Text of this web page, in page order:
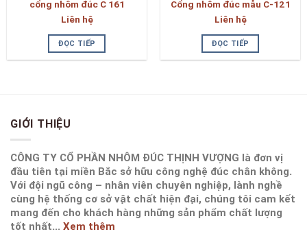
cổng nhôm đúc C 161
Liên hệ
ĐỌC TIẾP
Cổng nhôm đúc mẫu C-121
Liên hệ
ĐỌC TIẾP
GIỚI THIỆU
CÔNG TY CỔ PHẦN NHÔM ĐÚC THỊNH VƯỢNG là đơn vị
đầu tiên tại miền Bắc sở hữu công nghệ đúc chân không.
Với đội ngũ công – nhân viên chuyên nghiệp, lành nghề
cùng hệ thống cơ sở vật chất hiện đại, chúng tôi cam kết
mang đến cho khách hàng những sản phẩm chất lượng
tốt nhất... Xem thêm